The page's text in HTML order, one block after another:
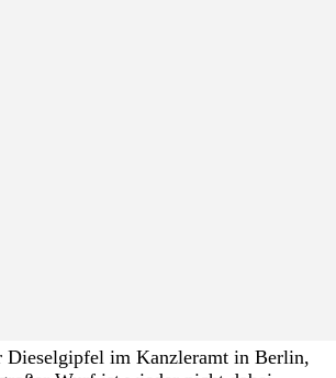
Dieselgipfel im Kanzleramt in Berlin,